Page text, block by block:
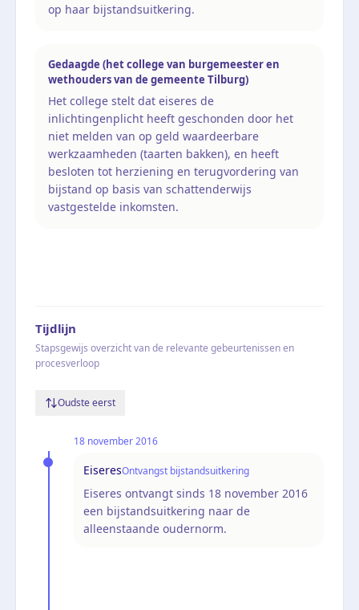
op haar bijstandsuitkering.
Gedaagde (het college van burgemeester en
wethouders van de gemeente Tilburg)
Het college stelt dat eiseres de
inlichtingenplicht heeft geschonden door het
niet melden van op geld waardeerbare
werkzaamheden (taarten bakken), en heeft
besloten tot herziening en terugvordering van
bijstand op basis van schattenderwijs
vastgestelde inkomsten.
Tijdlijn
Stapsgewijs overzicht van de relevante gebeurtenissen en
procesverloop
Oudste eerst
18 november 2016
EiseresOntvangst bijstandsuitkering
Eiseres ontvangt sinds 18 november 2016
een bijstandsuitkering naar de
alleenstaande oudernorm.